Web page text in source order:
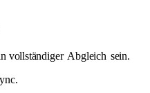
vollständiger Abgleich sein.